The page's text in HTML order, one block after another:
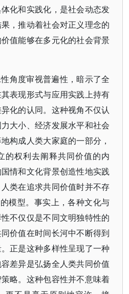
化和实践化，是社会动态发
，推动着社会对正义理念的
值能够在多元化的社会背景
角度审视普遍性，暗示了全
表现形式与应用实践上持有
化的认同。这种视角不仅认
大小、经济发展水平和社会
构成人类大家庭的一部分，
的权利去阐释共同价值的内
情和文化背景创造性地实践
类在追求共同价值时并不存
模型。事实上，各种文化与
不仅仅是不同文明独特性的
价值在时间长河中不断得到
正是这种多样性呈现了一种
差异是弘扬全人类共同价值
略。这种包容性并不意味着